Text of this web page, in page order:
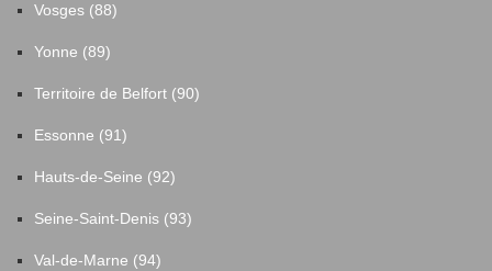
Vosges (88)
Yonne (89)
Territoire de Belfort (90)
Essonne (91)
Hauts-de-Seine (92)
Seine-Saint-Denis (93)
Val-de-Marne (94)